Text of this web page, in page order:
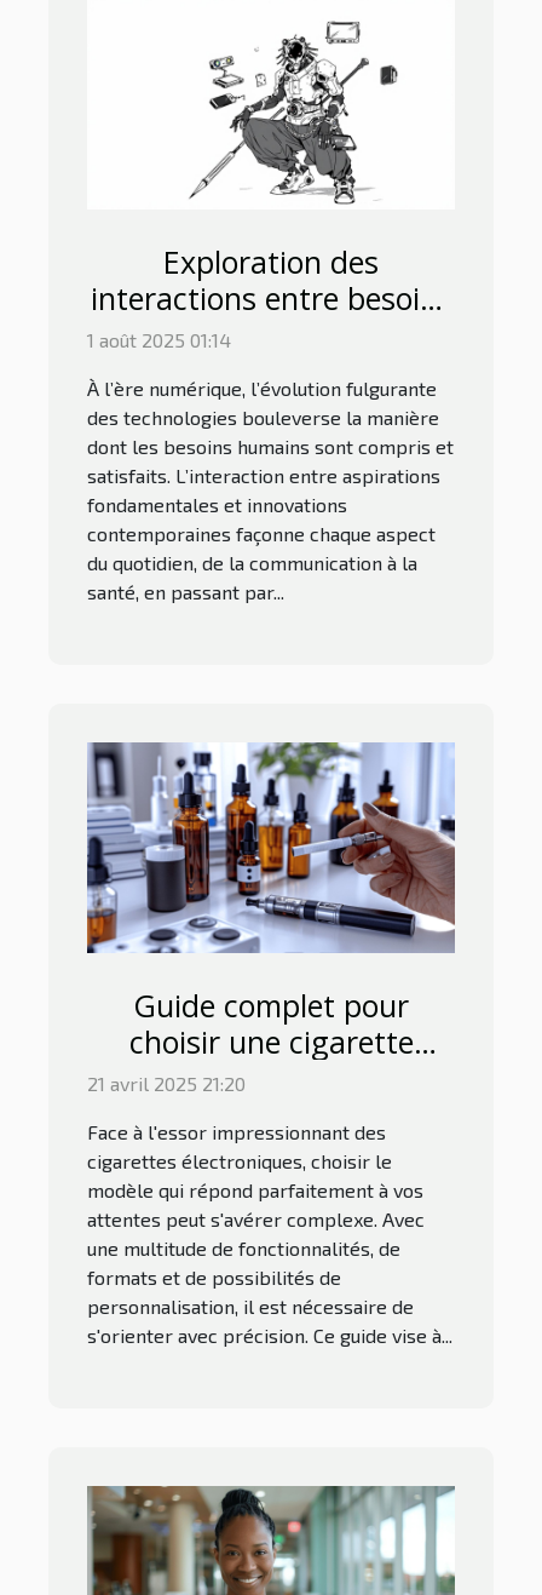
Exploration des
interactions entre besoins
humains et technologies
modernes
1 août 2025 01:14
À l’ère numérique, l’évolution fulgurante
des technologies bouleverse la manière
dont les besoins humains sont compris et
satisfaits. L’interaction entre aspirations
fondamentales et innovations
contemporaines façonne chaque aspect
du quotidien, de la communication à la
santé, en passant par...
Guide complet pour
choisir une cigarette
électronique adaptée à
21 avril 2025 21:20
Face à l'essor impressionnant des
cigarettes électroniques, choisir le
modèle qui répond parfaitement à vos
attentes peut s'avérer complexe. Avec
une multitude de fonctionnalités, de
formats et de possibilités de
personnalisation, il est nécessaire de
s'orienter avec précision. Ce guide vise à...